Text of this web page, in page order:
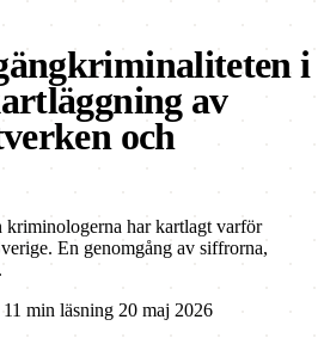
i
av
och
kriminologerna har kartlagt varför
En genomgång av siffrorna,
11 min läsning 20 maj 2026